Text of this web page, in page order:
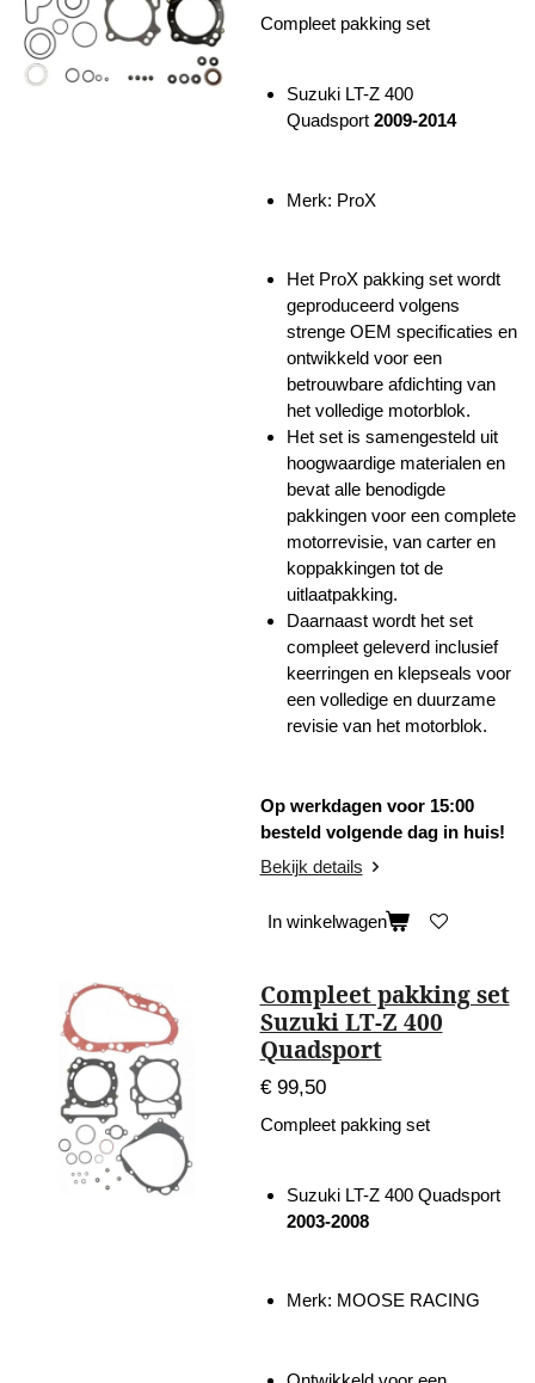
Compleet pakking set
Suzuki LT-Z 400
Quadsport 2009-2014
Merk: ProX
Het ProX pakking set wordt
geproduceerd volgens
strenge OEM specificaties en
ontwikkeld voor een
betrouwbare afdichting van
het volledige motorblok.
Het set is samengesteld uit
hoogwaardige materialen en
bevat alle benodigde
pakkingen voor een complete
motorrevisie, van carter en
koppakkingen tot de
uitlaatpakking.
Daarnaast wordt het set
compleet geleverd inclusief
keerringen en klepseals voor
een volledige en duurzame
revisie van het motorblok.
Op werkdagen voor 15:00
besteld volgende dag in huis!
Bekijk details
In winkelwagen
Compleet pakking set
Suzuki LT-Z 400
Quadsport
€ 99,50
Compleet pakking set
Suzuki LT-Z 400 Quadsport
2003-2008
Merk: MOOSE RACING